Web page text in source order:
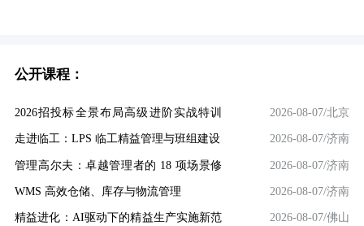
公开课程：
2026招投标全景布局高级进阶实战特训
营：控标实战·竞争破局…
2026-08-07/北京
走进临工：LPS 临工精益管理与班组建设 2026-08-07/济南
管理高尔夫：卓越管理者的 18 项场景修
炼
2026-08-07/济南
WMS 高效仓储、库存与物流管理 2026-08-07/济南
精益进化：AI驱动下的精益生产实施新范
2026-08-07/佛山